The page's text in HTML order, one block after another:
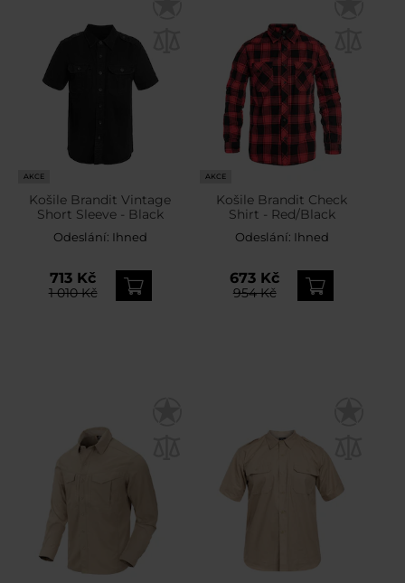
AKCE
Košile Brandit Vintage
Short Sleeve - Black
Odeslání: Ihned
713 Kč
1 010 Kč
AKCE
Košile Brandit Check
Shirt - Red/Black
Odeslání: Ihned
673 Kč
954 Kč